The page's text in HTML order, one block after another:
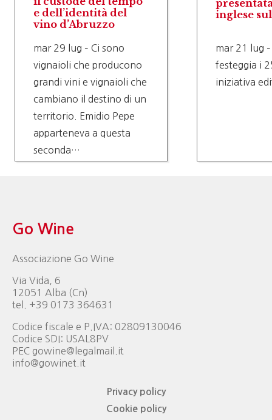
e dell’identità del
vino d’Abruzzo
mar 29 lug – Ci sono
vignaioli che producono
grandi vini e vignaioli che
cambiano il destino di un
territorio. Emidio Pepe
apparteneva a questa
seconda…
inglese
mar 21 lug
festeggia i
iniziativa
Go Wine
Associazione Go Wine
Via Vida, 6
12051 Alba (Cn)
tel. +39 0173 364631
Codice fiscale e P.IVA: 02809130046
Codice SDI: USAL8PV
PEC gowine@legalmail.it
info@gowinet.it
Privacy policy
Cookie policy